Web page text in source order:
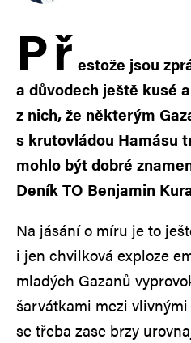
Př estože jsou
a důvodech ještě kusé
z nich, že některým
s krutovládou Hamásu
mohlo být dobré
Deník TO Benjamin
Na jásání o míru je to
i jen chvilková exploze
mladých Gazanů
šarvátkami mezi
se třeba zase brzy